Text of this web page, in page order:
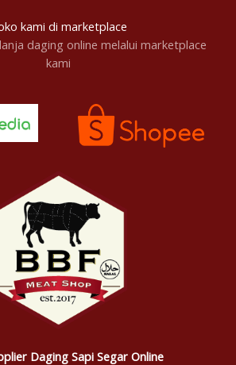
kami di marketplace
daging online melalui marketplace
kami
Daging Sapi Segar Online